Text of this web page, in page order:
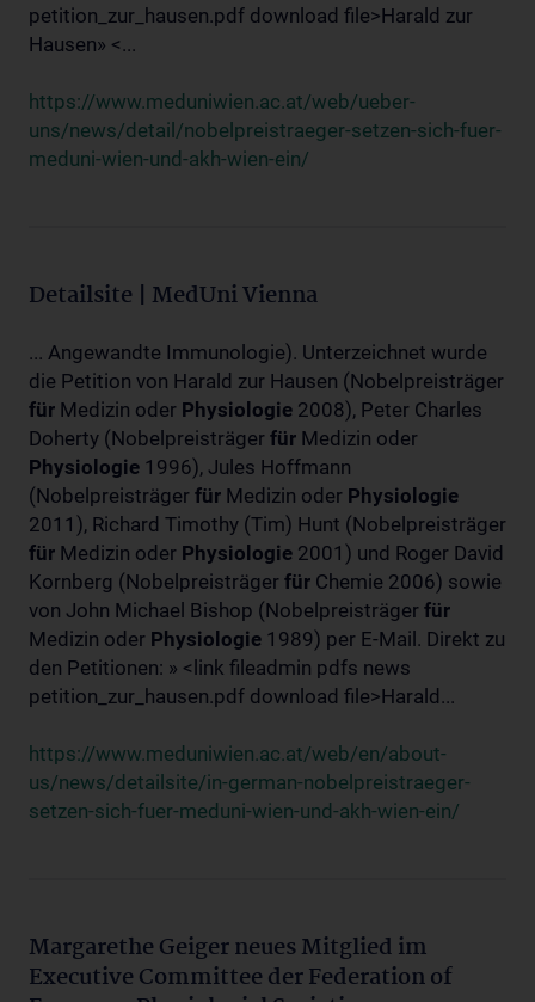
petition_zur_hausen.pdf download file>Harald zur
Hausen» <...
https://www.meduniwien.ac.at/web/ueber-
uns/news/detail/nobelpreistraeger-setzen-sich-fuer-
meduni-wien-und-akh-wien-ein/
Detailsite | MedUni Vienna
... Angewandte Immunologie). Unterzeichnet wurde
die Petition von Harald zur Hausen (Nobelpreisträger
für Medizin oder Physiologie 2008), Peter Charles
Doherty (Nobelpreisträger für Medizin oder
Physiologie 1996), Jules Hoffmann
(Nobelpreisträger für Medizin oder Physiologie
2011), Richard Timothy (Tim) Hunt (Nobelpreisträger
für Medizin oder Physiologie 2001) und Roger David
Kornberg (Nobelpreisträger für Chemie 2006) sowie
von John Michael Bishop (Nobelpreisträger für
Medizin oder Physiologie 1989) per E-Mail. Direkt zu
den Petitionen: » <link fileadmin pdfs news
petition_zur_hausen.pdf download file>Harald...
https://www.meduniwien.ac.at/web/en/about-
us/news/detailsite/in-german-nobelpreistraeger-
setzen-sich-fuer-meduni-wien-und-akh-wien-ein/
Margarethe Geiger neues Mitglied im
Executive Committee der Federation of